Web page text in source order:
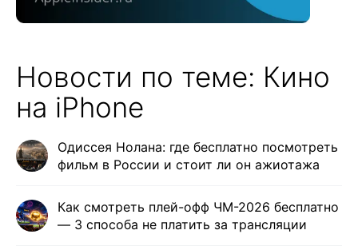
Новости по теме: Кино
на iPhone
Одиссея Нолана: где бесплатно посмотреть
фильм в России и стоит ли он ажиотажа
Как смотреть плей-офф ЧМ-2026 бесплатно
— 3 способа не платить за трансляции